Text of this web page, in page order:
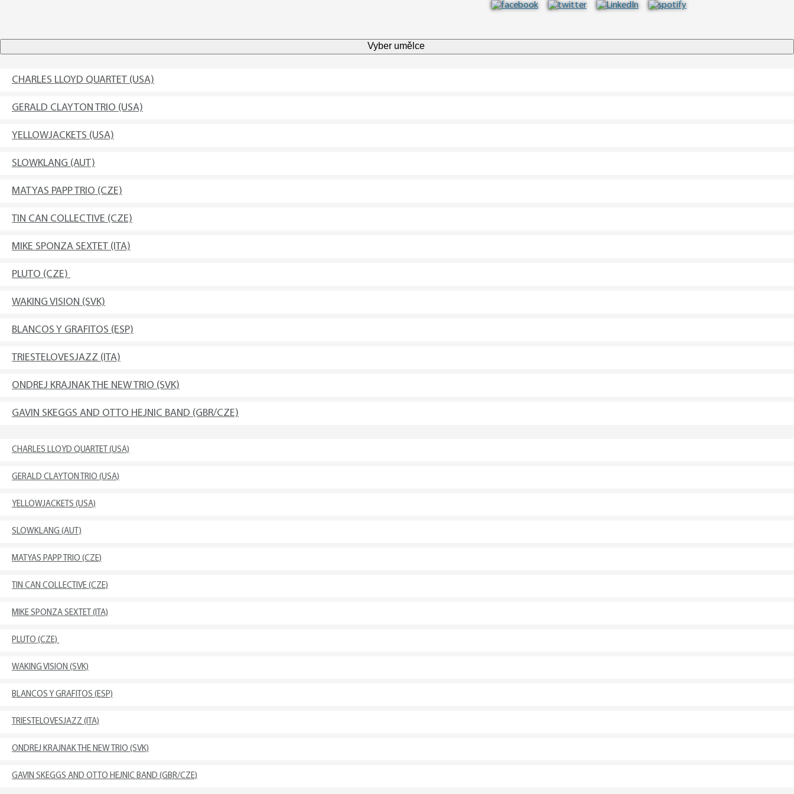
Vyber umělce
CHARLES LLOYD QUARTET (USA)
GERALD CLAYTON TRIO (USA)
YELLOWJACKETS (USA)
SLOWKLANG (AUT)
MATYAS PAPP TRIO (CZE)
TIN CAN COLLECTIVE (CZE)
MIKE SPONZA SEXTET (ITA)
PLUTO (CZE)
WAKING VISION (SVK)
BLANCOS Y GRAFITOS (ESP)
TRIESTELOVESJAZZ (ITA)
ONDREJ KRAJNAK THE NEW TRIO (SVK)
GAVIN SKEGGS AND OTTO HEJNIC BAND (GBR/CZE)
CHARLES LLOYD QUARTET (USA)
GERALD CLAYTON TRIO (USA)
YELLOWJACKETS (USA)
SLOWKLANG (AUT)
MATYAS PAPP TRIO (CZE)
TIN CAN COLLECTIVE (CZE)
MIKE SPONZA SEXTET (ITA)
PLUTO (CZE)
WAKING VISION (SVK)
BLANCOS Y GRAFITOS (ESP)
TRIESTELOVESJAZZ (ITA)
ONDREJ KRAJNAK THE NEW TRIO (SVK)
GAVIN SKEGGS AND OTTO HEJNIC BAND (GBR/CZE)